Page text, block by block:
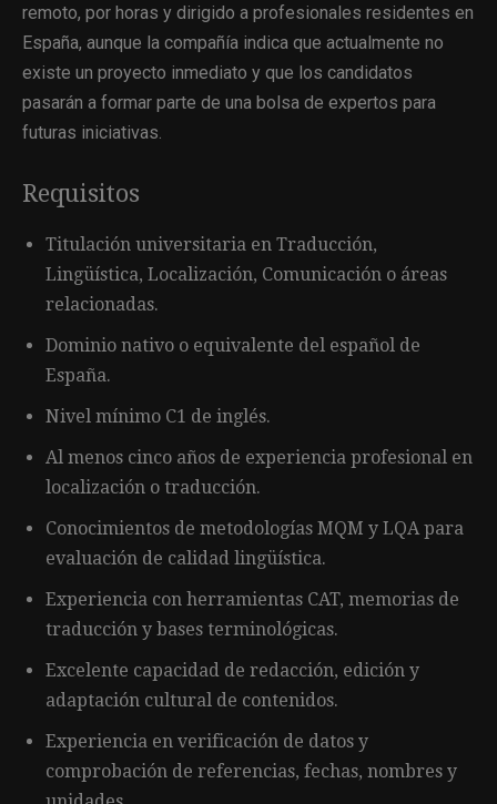
remoto, por horas y dirigido a profesionales residentes en
España, aunque la compañía indica que actualmente no
existe un proyecto inmediato y que los candidatos
pasarán a formar parte de una bolsa de expertos para
futuras iniciativas.
Requisitos
Titulación universitaria en Traducción,
Lingüística, Localización, Comunicación o áreas
relacionadas.
Dominio nativo o equivalente del español de
España.
Nivel mínimo C1 de inglés.
Al menos cinco años de experiencia profesional en
localización o traducción.
Conocimientos de metodologías MQM y LQA para
evaluación de calidad lingüística.
Experiencia con herramientas CAT, memorias de
traducción y bases terminológicas.
Excelente capacidad de redacción, edición y
adaptación cultural de contenidos.
Experiencia en verificación de datos y
comprobación de referencias, fechas, nombres y